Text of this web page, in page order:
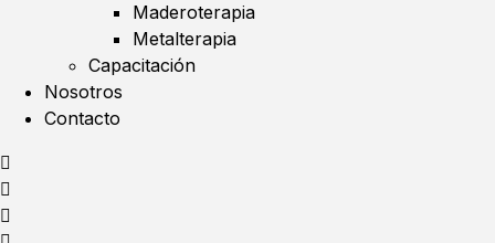
Maderoterapia
Metalterapia
Capacitación
Nosotros
Contacto